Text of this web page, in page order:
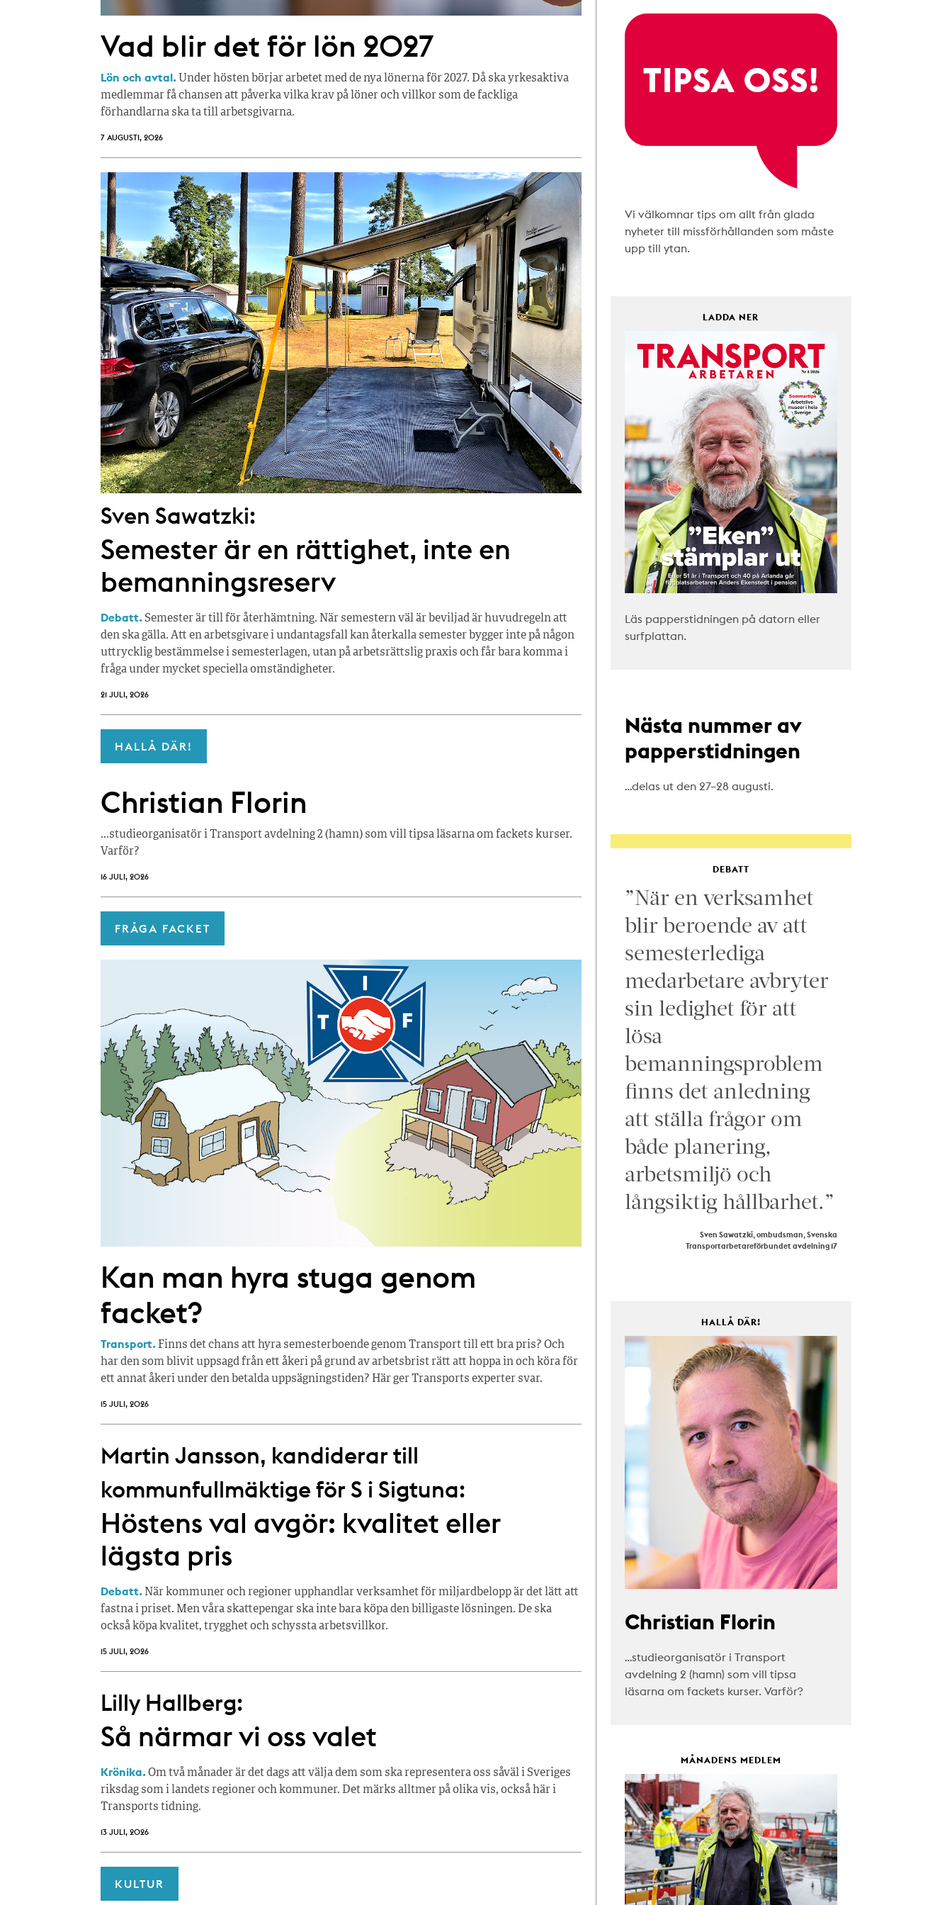
Vad blir det för lön 2027
Lön och avtal. Under hösten börjar arbetet med de nya lönerna för 2027. Då ska yrkesaktiva
medlemmar få chansen att påverka vilka krav på löner och villkor som de fackliga
förhandlarna ska ta till arbetsgivarna.
7 AUGUSTI, 2026
Sven Sawatzki:
Semester är en rättighet, inte en
bemanningsreserv
Debatt.Semester är till för återhämtning. När semestern väl är beviljad är huvudregeln att
den ska gälla. Att en arbetsgivare i undantagsfall kan återkalla semester bygger inte på någon
uttrycklig bestämmelse i semesterlagen, utan på arbetsrättslig praxis och får bara komma i
fråga under mycket speciella omständigheter.
21 JULI, 2026
HALLÅ DÄR!
Christian Florin
…studieorganisatör i Transport avdelning 2 (hamn) som vill tipsa läsarna om fackets kurser.
Varför?
16 JULI, 2026
FRÅGA FACKET
Kan man hyra stuga genom
facket?
Transport. Finns det chans att hyra semesterboende genom Transport till ett bra pris? Och
har den som blivit uppsagd från ett åkeri på grund av arbetsbrist rätt att hoppa in och köra för
ett annat åkeri under den betalda uppsägningstiden? Här ger Transports experter svar.
15 JULI, 2026
Martin Jansson, kandiderar till
kommunfullmäktige för S i Sigtuna:
Höstens val avgör: kvalitet eller
lägsta pris
Debatt. När kommuner och regioner upphandlar verksamhet för miljardbelopp är det lätt att
fastna i priset. Men våra skattepengar ska inte bara köpa den billigaste lösningen. De ska
också köpa kvalitet, trygghet och schyssta arbetsvillkor.
15 JULI, 2026
Lilly Hallberg:
Så närmar vi oss valet
Krönika.Om två månader är det dags att välja dem som ska representera oss såväl i Sveriges
riksdag som i landets regioner och kommuner. Det märks alltmer på olika vis, också här i
Transports tidning.
13 JULI, 2026
KULTUR
Vi välkomnar tips om allt från glada
nyheter till missförhållanden som måste
upp till ytan.
LADDA NER
Läs papperstidningen på datorn eller
surfplattan.
Nästa nummer av
papperstidningen
…delas ut den 27–28 augusti.
DEBATT
”När en verksamhet
blir beroende av att
semesterlediga
medarbetare avbryter
sin ledighet för att
lösa
bemanningsproblem
finns det anledning
att ställa frågor om
både planering,
arbetsmiljö och
långsiktig hållbarhet.”
Sven Sawatzki, ombudsman, Svenska
Transportarbetareförbundet avdelning 17
HALLÅ DÄR!
Christian Florin
…studieorganisatör i Transport
avdelning 2 (hamn) som vill tipsa
läsarna om fackets kurser. Varför?
MÅNADENS MEDLEM